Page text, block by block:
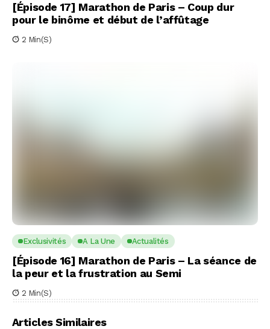
[Épisode 17] Marathon de Paris – Coup dur
pour le binôme et début de l’affûtage
2 Min(s)
Exclusivités A La Une Actualités
[Épisode 16] Marathon de Paris – La séance de
la peur et la frustration au Semi
2 Min(s)
Articles Similaires